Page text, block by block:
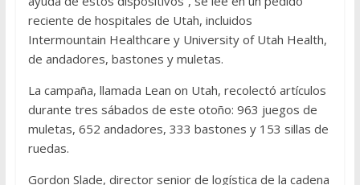
reciente de hospitales de Utah, incluidos
Intermountain Healthcare y University of Utah Health,
de andadores, bastones y muletas.
La campaña, llamada Lean on Utah, recolectó artículos
durante tres sábados de este otoño: 963 juegos de
muletas, 652 andadores, 333 bastones y 153 sillas de
ruedas.
Gordon Slade, director senior de logística de la cadena